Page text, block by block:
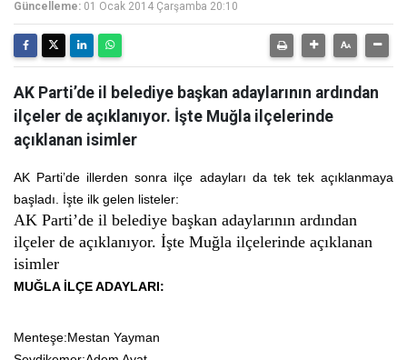
Güncelleme: 01 Ocak 2014 Çarşamba 20:10
AK Parti’de il belediye başkan adaylarının ardından
ilçeler de açıklanıyor. İşte Muğla ilçelerinde
açıklanan isimler
AK Parti’de illerden sonra ilçe adayları da tek tek açıklanmaya
başladı. İşte ilk gelen listeler:
AK Parti’de il belediye başkan adaylarının ardından
ilçeler de açıklanıyor. İşte Muğla ilçelerinde açıklanan
isimler
MUĞLA İLÇE ADAYLARI:
Menteşe:Mestan Yayman